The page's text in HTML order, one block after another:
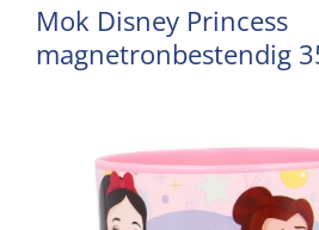
Mok Disney Princess
magnetronbestendig